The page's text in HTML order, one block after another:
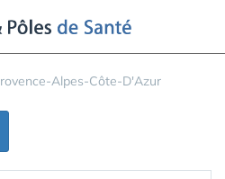
Alpes-Côte-D'Azur